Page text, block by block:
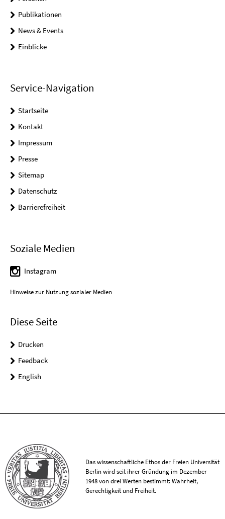
Publikationen
News & Events
Einblicke
Service-Navigation
Startseite
Kontakt
Impressum
Presse
Sitemap
Datenschutz
Barrierefreiheit
Soziale Medien
Instagram
Hinweise zur Nutzung sozialer Medien
Diese Seite
Drucken
Feedback
English
Das wissenschaftliche Ethos der Freien Universität
Berlin wird seit ihrer Gründung im Dezember
1948 von drei Werten bestimmt: Wahrheit,
Gerechtigkeit und Freiheit.